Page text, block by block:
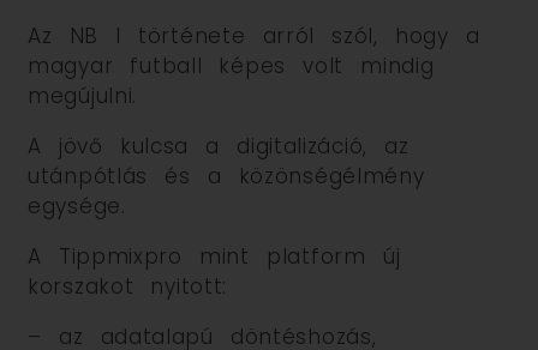
Az NB I története arról szól, hogy a
magyar futball képes volt mindig
megújulni.
A jövő kulcsa a digitalizáció, az
utánpótlás és a közönségélmény
egysége.
A Tippmixpro mint platform új
korszakot nyitott:
– az adatalapú döntéshozás,